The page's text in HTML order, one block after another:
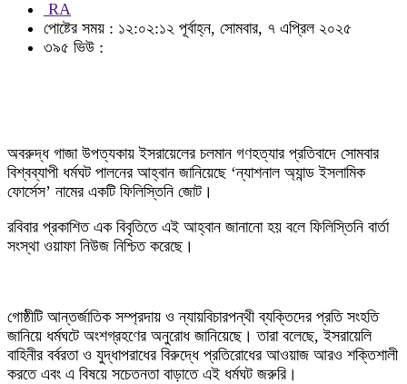
RA
পোষ্টের সময় : ১২:০২:১২ পূর্বাহ্ন, সোমবার, ৭ এপ্রিল ২০২৫
৩৯৫ ভিউ :
অবরুদ্ধ গাজা উপত্যকায় ইসরায়েলের চলমান গণহত্যার প্রতিবাদে সোমবার
বিশ্বব্যাপী ধর্মঘট পালনের আহ্বান জানিয়েছে ‘ন্যাশনাল অ্যান্ড ইসলামিক
ফোর্সেস’ নামের একটি ফিলিস্তিনি জোট।
রবিবার প্রকাশিত এক বিবৃতিতে এই আহ্বান জানানো হয় বলে ফিলিস্তিনি বার্তা
সংস্থা ওয়াফা নিউজ নিশ্চিত করেছে।
গোষ্ঠীটি আন্তর্জাতিক সম্প্রদায় ও ন্যায়বিচারপন্থী ব্যক্তিদের প্রতি সংহতি
জানিয়ে ধর্মঘটে অংশগ্রহণের অনুরোধ জানিয়েছে। তারা বলেছে, ইসরায়েলি
বাহিনীর বর্বরতা ও যুদ্ধাপরাধের বিরুদ্ধে প্রতিরোধের আওয়াজ আরও শক্তিশালী
করতে এবং এ বিষয়ে সচেতনতা বাড়াতে এই ধর্মঘট জরুরি।